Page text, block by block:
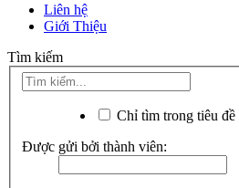
Liên hệ
Giới Thiệu
Tìm kiếm
Chỉ tìm trong tiêu đề
Được gửi bởi thành viên: